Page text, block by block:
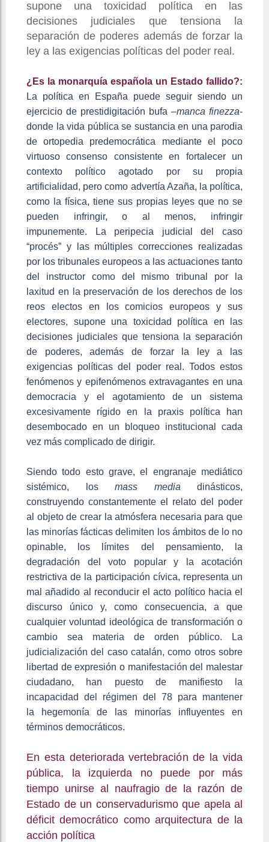
supone una toxicidad política en las
decisiones judiciales que tensiona la
separación de poderes además de forzar la
ley a las exigencias políticas del poder real.
¿Es la monarquía española un Estado fallido?:
La política en España puede seguir siendo un
ejercicio de prestidigitación bufa –manca finezza-
donde la vida pública se sustancia en una parodia
de ortopedia predemocrática mediante el poco
virtuoso consenso consistente en fortalecer un
contexto político agotado por su propia
artificialidad, pero como advertía Azaña, la política,
como la física, tiene sus propias leyes que no se
pueden infringir, o al menos, infringir
impunemente. La peripecia judicial del caso
“procés” y las múltiples correcciones realizadas
por los tribunales europeos a las actuaciones tanto
del instructor como del mismo tribunal por la
laxitud en la preservación de los derechos de los
reos electos en los comicios europeos y sus
electores, supone una toxicidad política en las
decisiones judiciales que tensiona la separación
de poderes, además de forzar la ley a las
exigencias políticas del poder real. Todos estos
fenómenos y epifenómenos extravagantes en una
democracia y el agotamiento de un sistema
excesivamente rígido en la praxis política han
desembocado en un bloqueo institucional cada
vez más complicado de dirigir.
Siendo todo esto grave, el engranaje mediático
sistémico, los mass media dinásticos,
construyendo constantemente el relato del poder
al objeto de crear la atmósfera necesaria para que
las minorías fácticas delimiten los ámbitos de lo no
opinable, los límites del pensamiento, la
degradación del voto popular y la acotación
restrictiva de la participación cívica, representa un
mal añadido al reconducir el acto político hacia el
discurso único y, como consecuencia, a que
cualquier voluntad ideológica de transformación o
cambio sea materia de orden público. La
judicialización del caso catalán, como otros sobre
libertad de expresión o manifestación del malestar
ciudadano, han puesto de manifiesto la
incapacidad del régimen del 78 para mantener
la hegemonía de las minorías influyentes en
términos democráticos.
En esta deteriorada vertebración de la vida
pública, la izquierda no puede por más
tiempo unirse al naufragio de la razón de
Estado de un conservadurismo que apela al
déficit democrático como arquitectura de la
acción política